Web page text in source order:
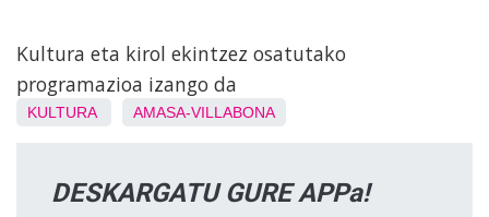
Kultura eta kirol ekintzez osatutako
programazioa izango da
KULTURA AMASA-VILLABONA
DESKARGATU GURE APPa!